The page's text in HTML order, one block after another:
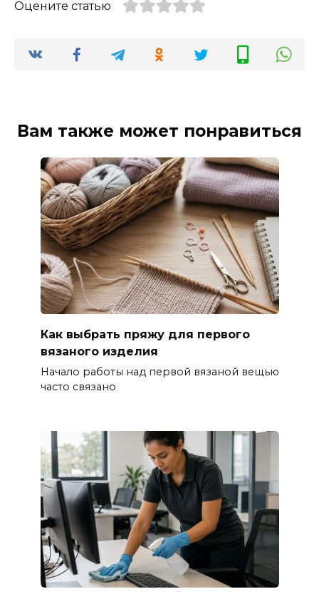
Оцените статью
Вам также может понравиться
Как выбрать пряжу для первого
вязаного изделия
Начало работы над первой вязаной вещью
часто связано